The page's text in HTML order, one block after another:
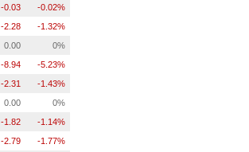
-0.03 -0.02%
-2.28 -1.32%
0.00 0%
-8.94 -5.23%
-2.31 -1.43%
0.00 0%
-1.82 -1.14%
-2.79 -1.77%